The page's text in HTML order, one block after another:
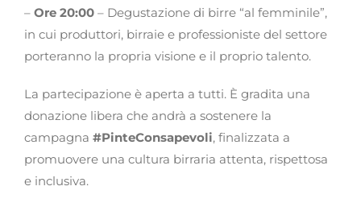
– Ore 20:00– Degustazione di birre “al femminile”,
in cui produttori, birraie e professioniste del settore
porteranno la propria visione e il proprio talento.
La partecipazione è aperta a tutti. È gradita una
donazione libera che andrà a sostenere la
campagna #PinteConsapevoli, finalizzata a
promuovere una cultura birraria attenta, rispettosa
e inclusiva.